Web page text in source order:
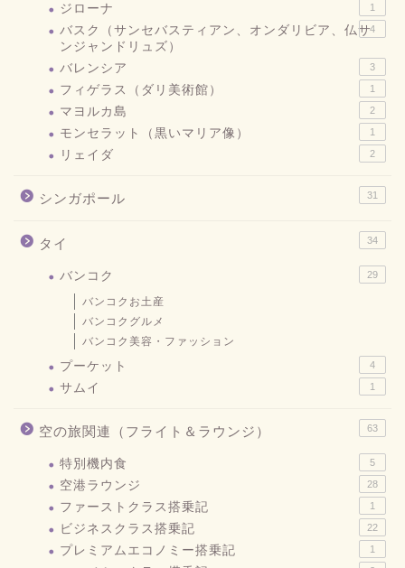
ジローナ 1
バスク（サンセバスティアン、オンダリビア、仏サ
ンジャンドリュズ）
4
バレンシア 3
フィゲラス（ダリ美術館） 1
マヨルカ島 2
モンセラット（黒いマリア像） 1
リェイダ 2
シンガポール 31
タイ 34
バンコク 29
バンコクお土産
バンコクグルメ
バンコク美容・ファッション
プーケット 4
サムイ 1
空の旅関連（フライト＆ラウンジ） 63
特別機内食 5
空港ラウンジ 28
ファーストクラス搭乗記 1
ビジネスクラス搭乗記 22
プレミアムエコノミー搭乗記 1